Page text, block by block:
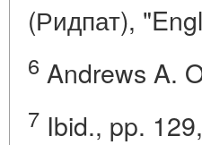
(Ридпат),
6 Andrews A.
7 Ibid., pp.